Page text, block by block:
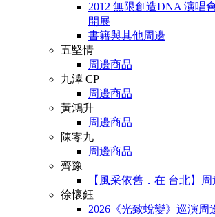
2012 無限創造DNA 演唱
開展
書籍與其他周邊
五堅情
周邊商品
九澤 CP
周邊商品
黃鴻升
周邊商品
陳零九
周邊商品
齊豫
【風采依舊．在 台北】
徐懷鈺
2026《光致蛻變》巡演周